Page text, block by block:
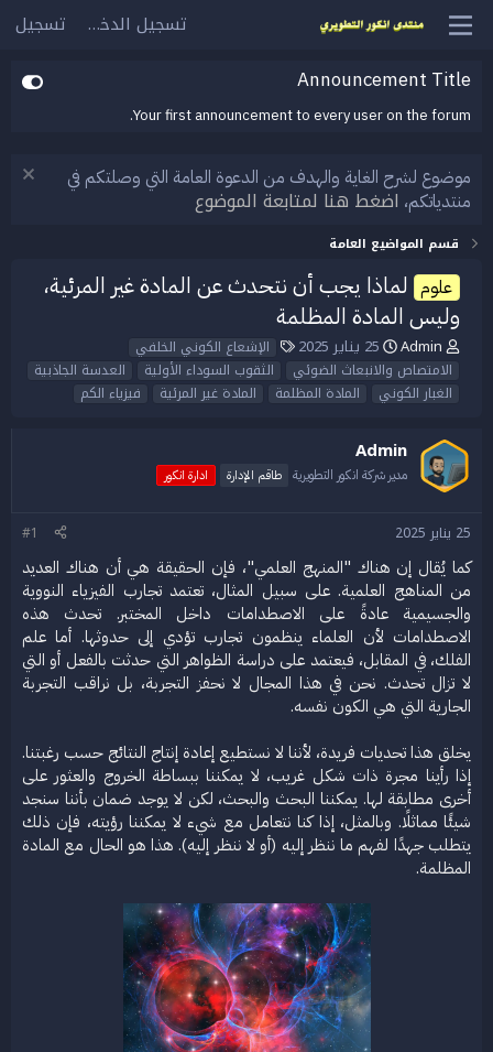
تسجيل الدخول تسجيل
Announcement Title
Your first announcement to every user on the forum.
موضوع لشرح الغاية والهدف من الدعوة العامة التي وصلتكم في
منتدياتكم، اضغط هنا لمتابعة الموضوع
قسم المواضيع العامة
علوم لماذا يجب أن نتحدث عن المادة غير المرئية،
وليس المادة المظلمة
ب
ا
د
ئ
ل
م
و
و
ع
Admin
ت
ا
ي
ا
ب
25 يناير 2025
و
س
الإشعاع الكوني الخلفي
الامتصاص والانبعاث الضوئي
الثقوب السوداء الأولية
العدسة الجاذبية
الغبار الكوني
المادة المظلمة المادة غير المرئية فيزياء الكم
Admin
مدير شركة انكور التطويرية طاقم الإدارة ادارة انكور
25 يناير 2025
#1
كما يُقال إن هناك "المنهج العلمي"، فإن الحقيقة هي أن هناك العديد
من المناهج العلمية. على سبيل المثال، تعتمد تجارب الفيزياء النووية
والجسيمية عادةً على الاصطدامات داخل المختبر. تحدث هذه
الاصطدامات لأن العلماء ينظمون تجارب تؤدي إلى حدوثها. أما علم
الفلك، في المقابل، فيعتمد على دراسة الظواهر التي حدثت بالفعل أو التي
لا تزال تحدث. نحن في هذا المجال لا نحفز التجربة، بل نراقب التجربة
الجارية التي هي الكون نفسه.
يخلق هذا تحديات فريدة، لأننا لا نستطيع إعادة إنتاج النتائج حسب رغبتنا.
إذا رأينا مجرة ذات شكل غريب، لا يمكننا ببساطة الخروج والعثور على
أخرى مطابقة لها. يمكننا البحث والبحث، لكن لا يوجد ضمان بأننا سنجد
شيئًا مماثلًا. وبالمثل، إذا كنا نتعامل مع شيء لا يمكننا رؤيته، فإن ذلك
يتطلب جهدًا لفهم ما ننظر إليه (أو لا ننظر إليه). هذا هو الحال مع المادة
المظلمة.